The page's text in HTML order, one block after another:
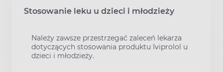
Stosowanie leku u dzieci i młodzieży
Należy zawsze przestrzegać zaleceń lekarza
dotyczących stosowania produktu Iviprolol u
dzieci i młodzieży.